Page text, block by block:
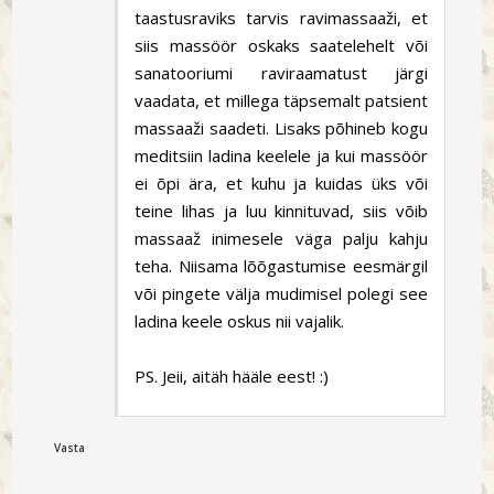
taastusraviks tarvis ravimassaaži, et
siis massöör oskaks saatelehelt või
sanatooriumi raviraamatust järgi
vaadata, et millega täpsemalt patsient
massaaži saadeti. Lisaks põhineb kogu
meditsiin ladina keelele ja kui massöör
ei õpi ära, et kuhu ja kuidas üks või
teine lihas ja luu kinnituvad, siis võib
massaaž inimesele väga palju kahju
teha. Niisama lõõgastumise eesmärgil
või pingete välja mudimisel polegi see
ladina keele oskus nii vajalik.
PS. Jeii, aitäh hääle eest! :)
Vasta